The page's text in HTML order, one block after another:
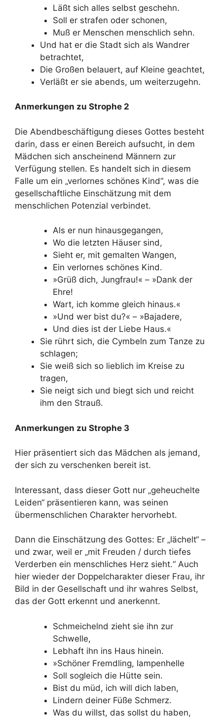
Läßt sich alles selbst geschehn.
Soll er strafen oder schonen,
Muß er Menschen menschlich sehn.
Und hat er die Stadt sich als Wandrer
betrachtet,
Die Großen belauert, auf Kleine geachtet,
Verläßt er sie abends, um weiterzugehn.
Anmerkungen zu Strophe 2
Die Abendbeschäftigung dieses Gottes besteht
darin, dass er einen Bereich aufsucht, in dem
Mädchen sich anscheinend Männern zur
Verfügung stellen. Es handelt sich in diesem
Falle um ein „verlornes schönes Kind“, was die
gesellschaftliche Einschätzung mit dem
menschlichen Potenzial verbindet.
Als er nun hinausgegangen,
Wo die letzten Häuser sind,
Sieht er, mit gemalten Wangen,
Ein verlornes schönes Kind.
»Grüß dich, Jungfrau!« – »Dank der
Ehre!
Wart, ich komme gleich hinaus.«
»Und wer bist du?« – »Bajadere,
Und dies ist der Liebe Haus.«
Sie rührt sich, die Cymbeln zum Tanze zu
schlagen;
Sie weiß sich so lieblich im Kreise zu
tragen,
Sie neigt sich und biegt sich und reicht
ihm den Strauß.
Anmerkungen zu Strophe 3
Hier präsentiert sich das Mädchen als jemand,
der sich zu verschenken bereit ist.
Interessant, dass dieser Gott nur „geheuchelte
Leiden“ präsentieren kann, was seinen
übermenschlichen Charakter hervorhebt.
Dann die Einschätzung des Gottes: Er „lächelt“ –
und zwar, weil er „mit Freuden / durch tiefes
Verderben ein menschliches Herz sieht.“ Auch
hier wieder der Doppelcharakter dieser Frau, ihr
Bild in der Gesellschaft und ihr wahres Selbst,
das der Gott erkennt und anerkennt.
Schmeichelnd zieht sie ihn zur
Schwelle,
Lebhaft ihn ins Haus hinein.
»Schöner Fremdling, lampenhelle
Soll sogleich die Hütte sein.
Bist du müd, ich will dich laben,
Lindern deiner Füße Schmerz.
Was du willst, das sollst du haben,